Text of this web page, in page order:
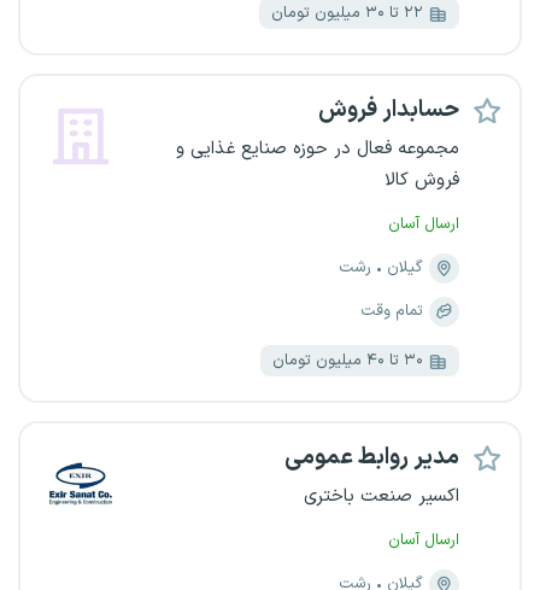
۲۲ تا ۳۰ میلیون تومان
حسابدار فروش
مجموعه فعال در حوزه صنایع غذایی و
فروش کالا
ارسال آسان
گیلان
رشت
تمام وقت
۳۰ تا ۴۰ میلیون تومان
مدیر روابط عمومی
اکسیر صنعت باختری
ارسال آسان
گیلان
رشت